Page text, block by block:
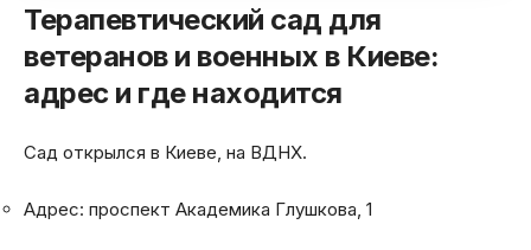
Терапевтический сад для
ветеранов и военных в Киеве:
адрес и где находится
Сад открылся в Киеве, на ВДНХ.
Адрес: проспект Академика Глушкова, 1